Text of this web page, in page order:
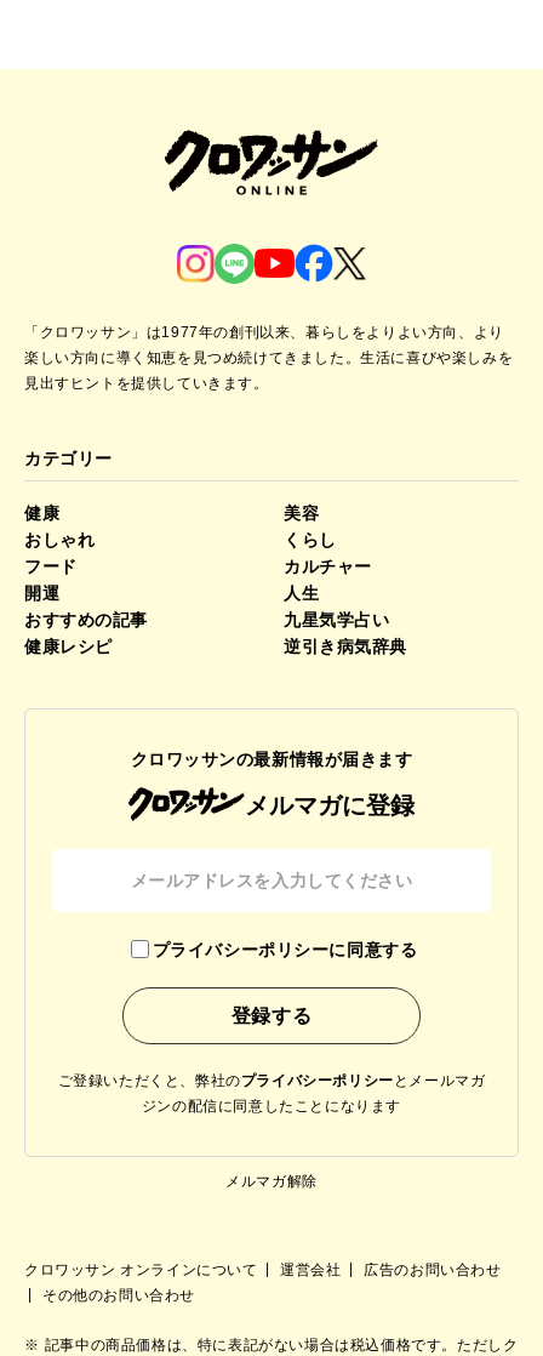
「クロワッサン」は1977年の創刊以来、暮らしをよりよい方向、より
楽しい方向に導く知恵を見つめ続けてきました。生活に喜びや楽しみを
見出すヒントを提供していきます。
カテゴリー
健康
美容
おしゃれ
くらし
フード
カルチャー
開運
人生
おすすめの記事
九星気学占い
健康レシピ
逆引き病気辞典
クロワッサンの最新情報が届きます
メルマガに登録
プライバシーポリシーに同意する
ご登録いただくと、弊社のプライバシーポリシー と メールマガ
ジンの配信に同意したことになります
メルマガ解除
クロワッサン オンラインについて 運営会社
広告のお問い合わせ
その他のお問い合わせ
記事中の商品価格は、特に表記がない場合は税込価格です。ただしク